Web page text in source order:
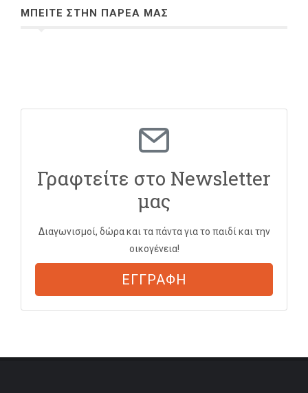
ΜΠΕΙΤΕ ΣΤΗΝ ΠΑΡΕΑ ΜΑΣ
Γραφτείτε στο Newsletter
μας
Διαγωνισμοί, δώρα και τα πάντα για το παιδί και την
οικογένεια!
ΕΓΓΡΑΦΗ